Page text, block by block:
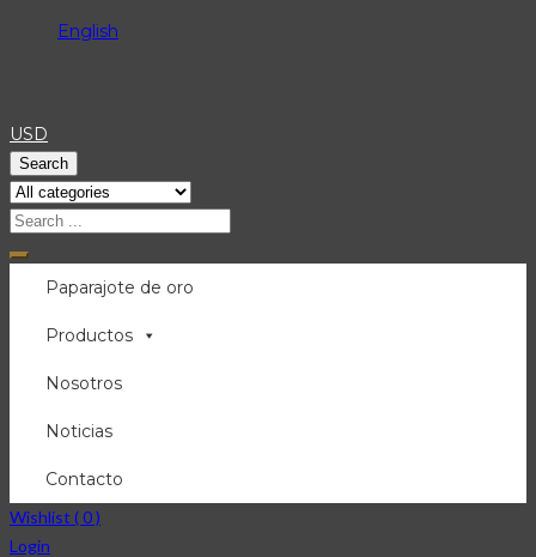
English
USD
Search
Paparajote de oro
Productos
Nosotros
Noticias
Contacto
Wishlist (0)
Login